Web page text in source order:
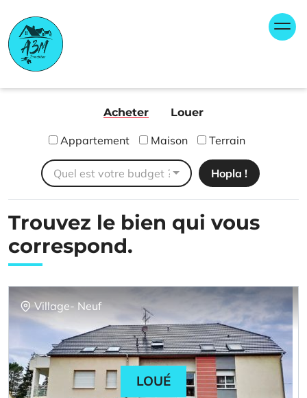
content
A3M Immobilier
Agence immobilière FNAIM Bantzenheim Rixheim
Ensisheim
Acheter Louer
Appartement Maison Terrain
Quel est votre budget ?
Trouvez le bien qui vous
correspond.
Village- Neuf
LOUÉ